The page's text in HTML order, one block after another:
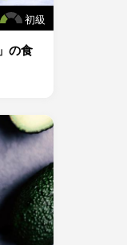
初級
の食